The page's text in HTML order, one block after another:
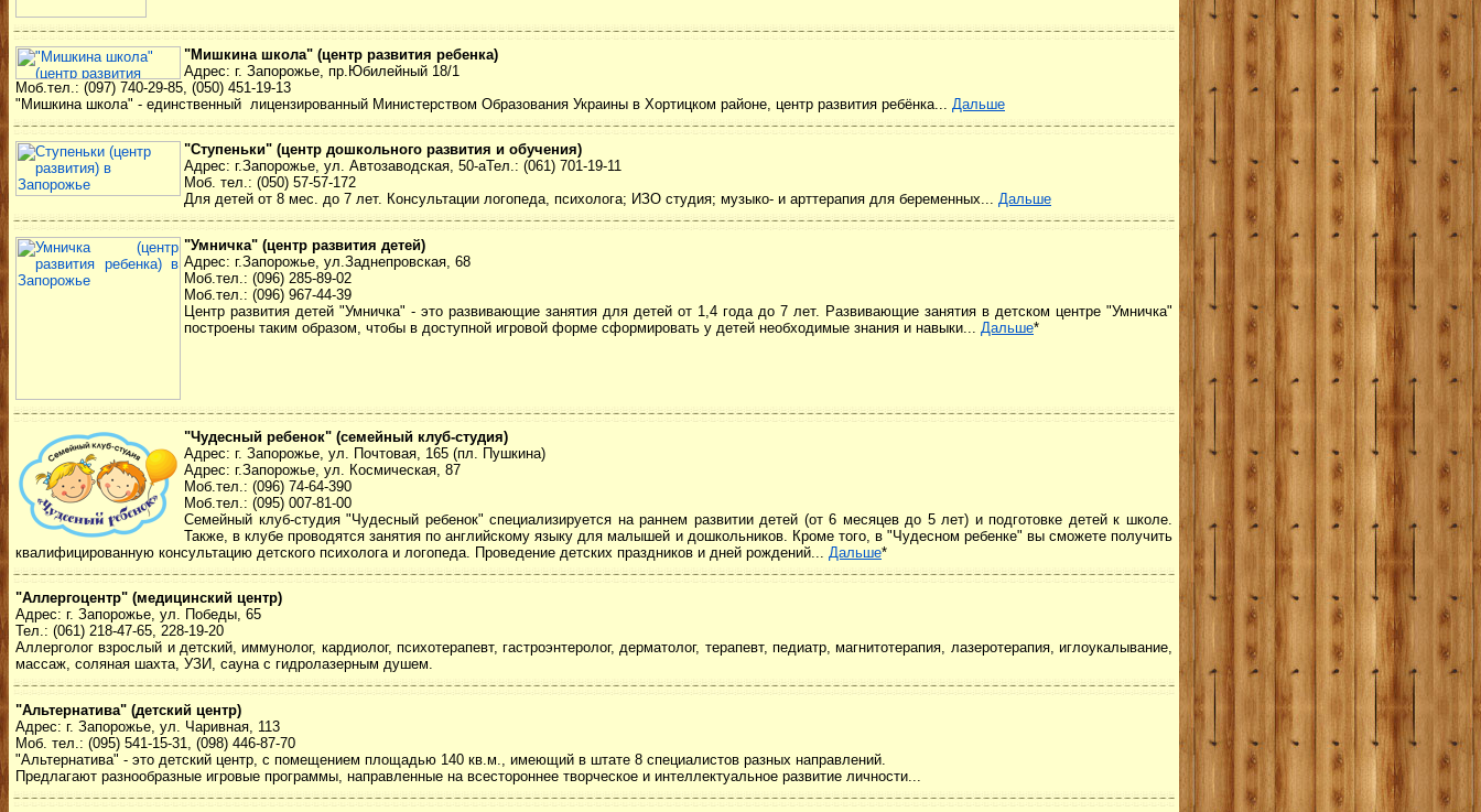
"Мишкина школа" (центр развития ребенка)
Адрес: г. Запорожье, пр.Юбилейный 18/1
Моб.тел.: (097) 740-29-85, (050) 451-19-13
"Мишкина школа" - единственный лицензированный Министерством Образования Украины в Хортицком районе, центр развития ребёнка... Дальше
"Ступеньки" (центр дошкольного развития и обучения)
Адрес: г.Запорожье, ул. Автозаводская, 50-аТел.: (061) 701-19-11
Моб. тел.: (050) 57-57-172
Для детей от 8 мес. до 7 лет. Консультации логопеда, психолога; ИЗО студия; музыко- и арттерапия для беременных... Дальше
"Умничка" (центр развития детей)
Адрес: г.Запорожье, ул.Заднепровская, 68
Моб.тел.: (096) 285-89-02
Моб.тел.: (096) 967-44-39
Центр развития детей "Умничка" - это развивающие занятия для детей от 1,4 года до 7 лет. Развивающие занятия в детском центре "Умничка"
построены таким образом, чтобы в доступной игровой форме сформировать у детей необходимые знания и навыки... Дальше*
"Чудесный ребенок" (семейный клуб-студия)
Адрес: г. Запорожье, ул. Почтовая, 165 (пл. Пушкина)
Адрес: г.Запорожье, ул. Космическая, 87
Моб.тел.: (096) 74-64-390
Моб.тел.: (095) 007-81-00
Семейный клуб-студия "Чудесный ребенок" специализируется на раннем развитии детей (от 6 месяцев до 5 лет) и подготовке детей к школе.
Также, в клубе проводятся занятия по английскому языку для малышей и дошкольников. Кроме того, в "Чудесном ребенке" вы сможете получить
квалифицированную консультацию детского психолога и логопеда. Проведение детских праздников и дней рождений... Дальше*
"Аллергоцентр" (медицинский центр)
Адрес: г. Запорожье, ул. Победы, 65
Тел.: (061) 218-47-65, 228-19-20
Аллерголог взрослый и детский, иммунолог, кардиолог, психотерапевт, гастроэнтеролог, дерматолог, терапевт, педиатр, магнитотерапия, лазеротерапия, иглоукалывание,
массаж, соляная шахта, УЗИ, сауна с гидролазерным душем.
"Альтернатива" (детский центр)
Адрес: г. Запорожье, ул. Чаривная, 113
Моб. тел.: (095) 541-15-31, (098) 446-87-70
"Альтернатива" - это детский центр, с помещением площадью 140 кв.м., имеющий в штате 8 специалистов разных направлений.
Предлагают разнообразные игровые программы, направленные на всестороннее творческое и интеллектуальное развитие личности...